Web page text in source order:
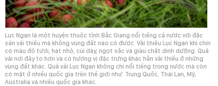
Lục Ngạn là một huyện thuộc tỉnh Bắc Giang nổi tiếng cả nước với đặc
sản vải thiều mà không vùng đất nào có được. Vải thiều Lục Ngạn khi chín
có màu đỏ tươi, hạt nhỏ, cùi dày, ngọt sắc và giàu chất dinh dưỡng. Quả
vải nơi đây to hơn và có hương vị đặc trưng khác hẳn vải thiều ở những
vùng đất khác. Quả vải Lục Ngạn không chỉ nổi tiếng trong nước mà còn
có mặt ở nhiều quốc gia trên thế giới như: Trung Quốc, Thái Lan, Mỹ,
Australia và nhiều quốc gia khác.